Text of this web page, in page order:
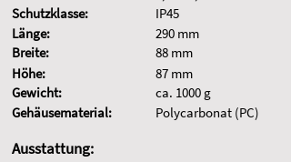
Schutzklasse:
Länge:
Breite:
Höhe:
Gewicht:
Gehäusematerial:
IP45
290 mm
88 mm
87 mm
ca. 1000 g
Polycarbonat (PC)
Ausstattung: